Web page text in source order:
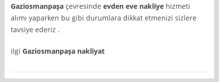
Gaziosmanpaşa çevresindeevden eve nakliye hizmeti
alımı yaparken bu gibi durumlara dikkat etmenizi sizlere
tavsiye ederiz .
ilgiGaziosmanpaşa nakliyat